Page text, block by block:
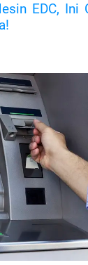
EDC, Ini